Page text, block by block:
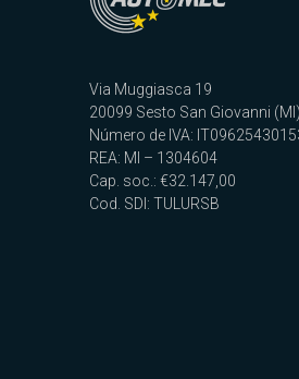
Via Muggiasca 19
20099 Sesto San Giovanni (MI)
Número de IVA:
REA: MI – 1304604
Cap. soc.: €32.147,00
Cod. SDI: TULURSB